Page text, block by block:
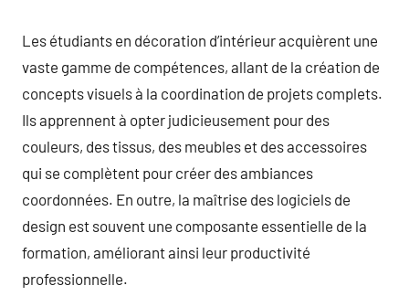
Les étudiants en décoration d’intérieur acquièrent une
vaste gamme de compétences, allant de la création de
concepts visuels à la coordination de projets complets.
Ils apprennent à opter judicieusement pour des
couleurs, des tissus, des meubles et des accessoires
qui se complètent pour créer des ambiances
coordonnées. En outre, la maîtrise des logiciels de
design est souvent une composante essentielle de la
formation, améliorant ainsi leur productivité
professionnelle.